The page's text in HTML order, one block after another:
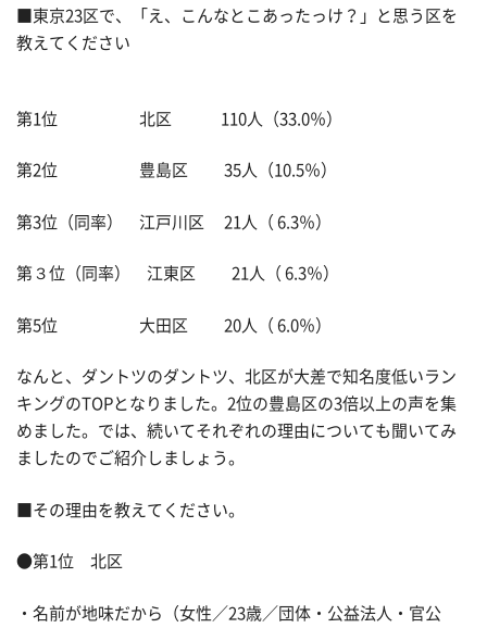
■東京23区で、「え、こんなとこあったっけ？」と思う区を
教えてください
第1位 北区 110人（33.0％）
第2位 豊島区 35人（10.5％）
第3位（同率） 江戸川区 21人（ 6.3％）
第３位（同率） 江東区 21人（ 6.3％）
第5位 大田区 20人（ 6.0％）
なんと、ダントツのダントツ、北区が大差で知名度低いラン
キングのTOPとなりました。2位の豊島区の3倍以上の声を集
めました。では、続いてそれぞれの理由についても聞いてみ
ましたのでご紹介しましょう。
■その理由を教えてください。
●第1位 北区
・名前が地味だから（女性／23歳／団体・公益法人・官公